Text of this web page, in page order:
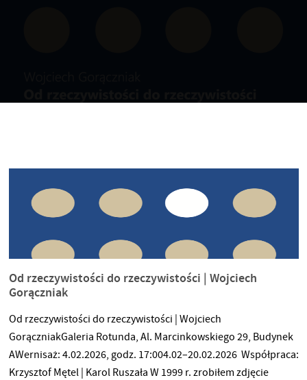
Od rzeczywistości do rzeczywistości | Wojciech
Gorączniak
Od rzeczywistości do rzeczywistości | Wojciech
GorączniakGaleria Rotunda, Al. Marcinkowskiego 29, Budynek
AWernisaż: 4.02.2026, godz. 17:004.02–20.02.2026 Współpraca:
Krzysztof Mętel | Karol Ruszała W 1999 r. zrobiłem zdjęcie